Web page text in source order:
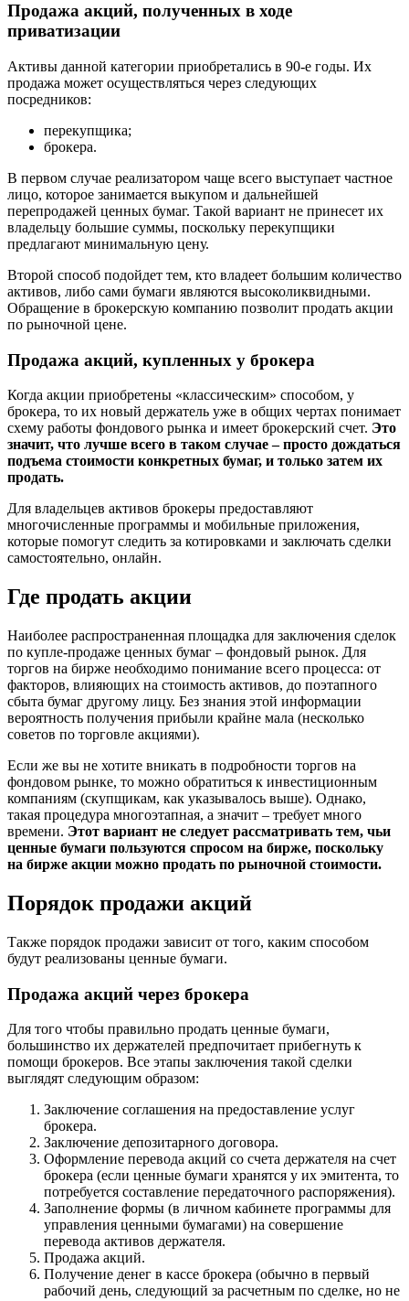
Продажа акций, полученных в ходе
приватизации
Активы данной категории приобретались в 90-е годы. Их
продажа может осуществляться через следующих
посредников:
перекупщика;
брокера.
В первом случае реализатором чаще всего выступает частное
лицо, которое занимается выкупом и дальнейшей
перепродажей ценных бумаг. Такой вариант не принесет их
владельцу большие суммы, поскольку перекупщики
предлагают минимальную цену.
Второй способ подойдет тем, кто владеет большим количество
активов, либо сами бумаги являются высоколиквидными.
Обращение в брокерскую компанию позволит продать акции
по рыночной цене.
Продажа акций, купленных у брокера
Когда акции приобретены «классическим» способом, у
брокера, то их новый держатель уже в общих чертах понимает
схему работы фондового рынка и имеет брокерский счет. Это
значит, что лучше всего в таком случае – просто дождаться
подъема стоимости конкретных бумаг, и только затем их
продать.
Для владельцев активов брокеры предоставляют
многочисленные программы и мобильные приложения,
которые помогут следить за котировками и заключать сделки
самостоятельно, онлайн.
Где продать акции
Наиболее распространенная площадка для заключения сделок
по купле-продаже ценных бумаг – фондовый рынок. Для
торгов на бирже необходимо понимание всего процесса: от
факторов, влияющих на стоимость активов, до поэтапного
сбыта бумаг другому лицу. Без знания этой информации
вероятность получения прибыли крайне мала (несколько
советов по торговле акциями).
Если же вы не хотите вникать в подробности торгов на
фондовом рынке, то можно обратиться к инвестиционным
компаниям (скупщикам, как указывалось выше). Однако,
такая процедура многоэтапная, а значит – требует много
времени. Этот вариант не следует рассматривать тем, чьи
ценные бумаги пользуются спросом на бирже, поскольку
на бирже акции можно продать по рыночной стоимости.
Порядок продажи акций
Также порядок продажи зависит от того, каким способом
будут реализованы ценные бумаги.
Продажа акций через брокера
Для того чтобы правильно продать ценные бумаги,
большинство их держателей предпочитает прибегнуть к
помощи брокеров. Все этапы заключения такой сделки
выглядят следующим образом:
Заключение соглашения на предоставление услуг
брокера.
Заключение депозитарного договора.
Оформление перевода акций со счета держателя на счет
брокера (если ценные бумаги хранятся у их эмитента, то
потребуется составление передаточного распоряжения).
Заполнение формы (в личном кабинете программы для
управления ценными бумагами) на совершение
перевода активов держателя.
Продажа акций.
Получение денег в кассе брокера (обычно в первый
рабочий день, следующий за расчетным по сделке, но не